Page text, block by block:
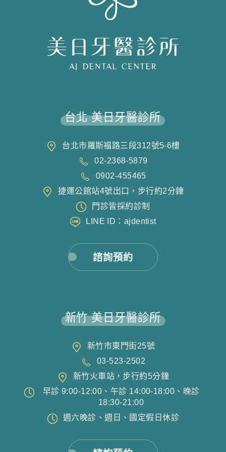
台北 美日牙醫診所
台北市羅斯福路三段312號5-6樓
02-2368-5879
0902-455465
捷運公館站4號出口，步行約2分鐘
門診皆採約診制
LINE ID：ajdentist
諮詢預約
新竹 美日牙醫診所
新竹市東門街25號
03-523-2502
新竹火車站，步行約5分鐘
早診 9:00-12:00、午診 14:00-18:00、晚診
18:30-21:00
週六晚診、週日、國定假日休診